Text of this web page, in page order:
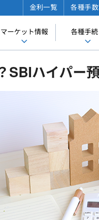
マーケット情報 各種手続
金利一覧 各種手
SBIハイパー